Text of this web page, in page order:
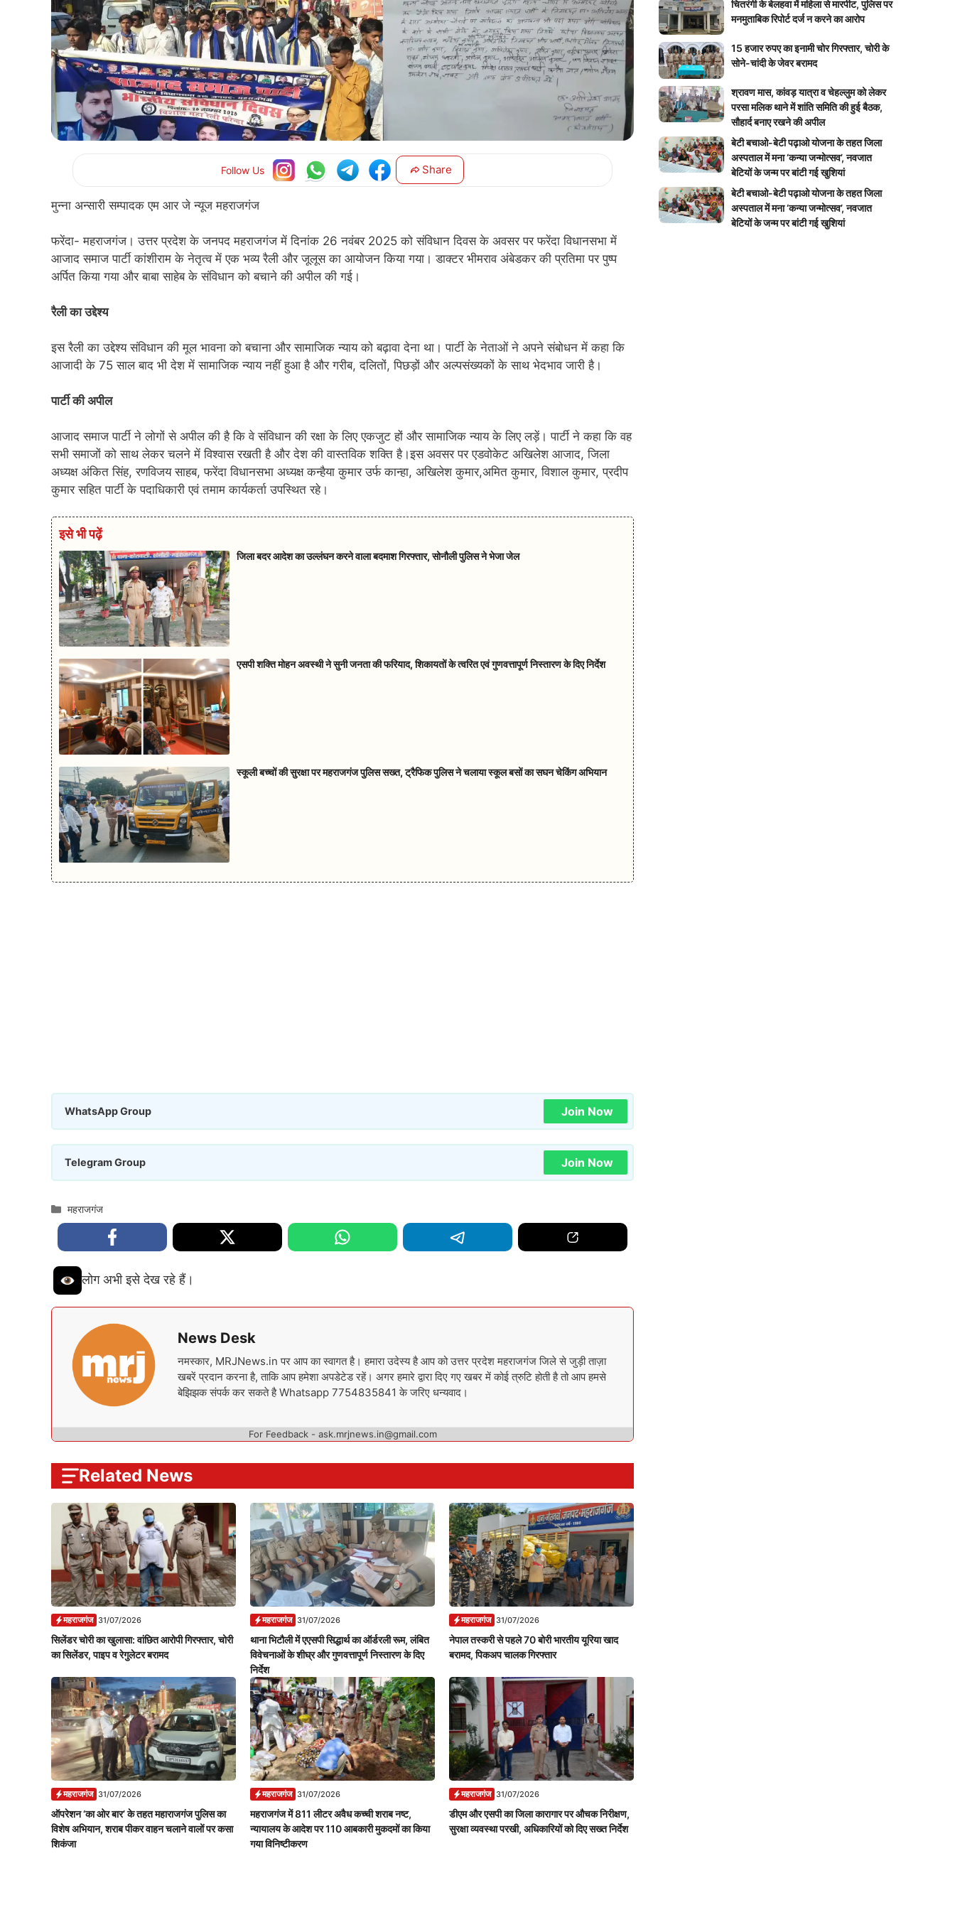
Follow Us Share
मुन्ना अन्सारी सम्पादक एम आर जे न्यूज महराजगंज
फरेंदा- महराजगंज। उत्तर प्रदेश के जनपद महराजगंज में दिनांक 26 नवंबर 2025 को संविधान दिवस के अवसर पर फरेंदा विधानसभा में
आजाद समाज पार्टी कांशीराम के नेतृत्व में एक भव्य रैली और जूलूस का आयोजन किया गया। डाक्टर भीमराव अंबेडकर की प्रतिमा पर पुष्प
अर्पित किया गया और बाबा साहेब के संविधान को बचाने की अपील की गई।
रैली का उद्देश्य
इस रैली का उद्देश्य संविधान की मूल भावना को बचाना और सामाजिक न्याय को बढ़ावा देना था। पार्टी के नेताओं ने अपने संबोधन में कहा कि
आजादी के 75 साल बाद भी देश में सामाजिक न्याय नहीं हुआ है और गरीब, दलितों, पिछड़ों और अल्पसंख्यकों के साथ भेदभाव जारी है।
पार्टी की अपील
आजाद समाज पार्टी ने लोगों से अपील की है कि वे संविधान की रक्षा के लिए एकजुट हों और सामाजिक न्याय के लिए लड़ें। पार्टी ने कहा कि वह
सभी समाजों को साथ लेकर चलने में विश्वास रखती है और देश की वास्तविक शक्ति है।इस अवसर पर एडवोकेट अखिलेश आजाद, जिला
अध्यक्ष अंकित सिंह, रणविजय साहब, फरेंदा विधानसभा अध्यक्ष कन्हैया कुमार उर्फ कान्हा, अखिलेश कुमार,अमित कुमार, विशाल कुमार, प्रदीप
कुमार सहित पार्टी के पदाधिकारी एवं तमाम कार्यकर्ता उपस्थित रहे।
इसे भी पढ़ें
जिला बदर आदेश का उल्लंघन करने वाला बदमाश गिरफ्तार, सोनौली पुलिस ने भेजा जेल
एसपी शक्ति मोहन अवस्थी ने सुनी जनता की फरियाद, शिकायतों के त्वरित एवं गुणवत्तापूर्ण निस्तारण के दिए निर्देश
स्कूली बच्चों की सुरक्षा पर महराजगंज पुलिस सख्त, ट्रैफिक पुलिस ने चलाया स्कूल बसों का सघन चेकिंग अभियान
WhatsApp Group Join Now
Telegram Group Join Now
Categories
महराजगंज
लोग अभी इसे देख रहे हैं।
News Desk
नमस्कार, MRJNews.in पर आप का स्वागत है। हमारा उदेस्य है आप को उत्तर प्रदेश महराजगंज जिले से जुड़ी ताज़ा
खबरें प्रदान करना है, ताकि आप हमेशा अपडेटेड रहें। अगर हमारे द्वारा दिए गए खबर में कोई त्रुटि होती है तो आप हमसे
बेझिझक संपर्क कर सकते है Whatsapp 7754835841 के जरिए धन्यवाद।
For Feedback - ask.mrjnews.in@gmail.com
Related News
महराजगंज 31/07/2026
सिलेंडर चोरी का खुलासा: वांछित आरोपी गिरफ्तार, चोरी
का सिलेंडर, पाइप व रेगुलेटर बरामद
महराजगंज 31/07/2026
थाना भिटौली में एएसपी सिद्धार्थ का ऑर्डरली रूम, लंबित
विवेचनाओं के शीघ्र और गुणवत्तापूर्ण निस्तारण के दिए
निर्देश
महराजगंज 31/07/2026
नेपाल तस्करी से पहले 70 बोरी भारतीय यूरिया खाद
बरामद, पिकअप चालक गिरफ्तार
महराजगंज 31/07/2026
ऑपरेशन ‘का ओर बार’ के तहत महाराजगंज पुलिस का
विशेष अभियान, शराब पीकर वाहन चलाने वालों पर कसा
शिकंजा
महराजगंज 31/07/2026
महराजगंज में 811 लीटर अवैध कच्ची शराब नष्ट,
न्यायालय के आदेश पर 110 आबकारी मुकदमों का किया
गया विनिष्टीकरण
महराजगंज 31/07/2026
डीएम और एसपी का जिला कारागार पर औचक निरीक्षण,
सुरक्षा व्यवस्था परखी, अधिकारियों को दिए सख्त निर्देश
चितरंगी के बेलहवा में महिला से मारपीट, पुलिस पर
मनमुताबिक रिपोर्ट दर्ज न करने का आरोप
15 हजार रुपए का इनामी चोर गिरफ्तार, चोरी के
सोने-चांदी के जेवर बरामद
श्रावण मास, कांवड़ यात्रा व चेहल्लुम को लेकर
परसा मलिक थाने में शांति समिति की हुई बैठक,
सौहार्द बनाए रखने की अपील
बेटी बचाओ-बेटी पढ़ाओ योजना के तहत जिला
अस्पताल में मना ‘कन्या जन्मोत्सव’, नवजात
बेटियों के जन्म पर बांटी गई खुशियां
बेटी बचाओ-बेटी पढ़ाओ योजना के तहत जिला
अस्पताल में मना ‘कन्या जन्मोत्सव’, नवजात
बेटियों के जन्म पर बांटी गई खुशियां